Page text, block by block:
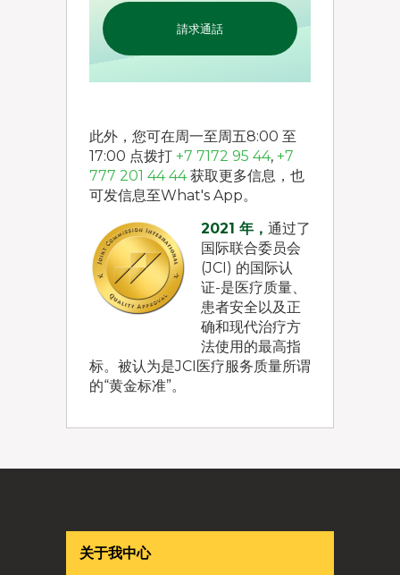
請求通話
此外，您可在周一至周五8:00 至
17:00 点拨打 +7 7172 95 44, +7
777 201 44 44获取更多信息，也
可发信息至What's App。
2021 年， 通过了
国际联合委员会
(JCI) 的国际认
证-是医疗质量、
患者安全以及正
确和现代治疗方
法使用的最高指
标。被认为是JCI医疗服务质量所谓
的“黄金标准”。
关于我中心